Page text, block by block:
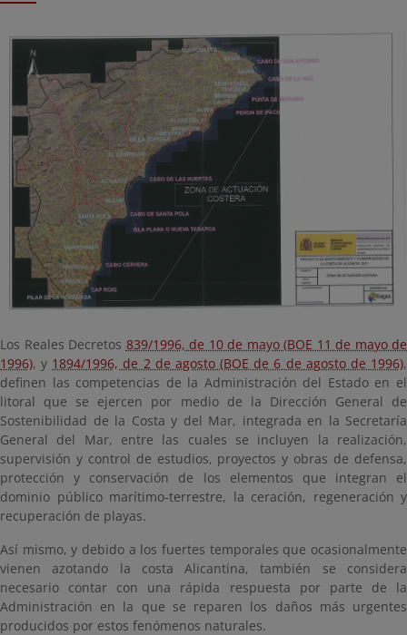
Los Reales Decretos 839/1996, de 10 de mayo (BOE 11 de mayo de
1996), y 1894/1996, de 2 de agosto (BOE de 6 de agosto de 1996),
definen las competencias de la Administración del Estado en el
litoral que se ejercen por medio de la Dirección General de
Sostenibilidad de la Costa y del Mar, integrada en la Secretaría
General del Mar, entre las cuales se incluyen la realización,
supervisión y control de estudios, proyectos y obras de defensa,
protección y conservación de los elementos que integran el
dominio público marítimo-terrestre, la ceración, regeneración y
recuperación de playas.
Así mismo, y debido a los fuertes temporales que ocasionalmente
vienen azotando la costa Alicantina, también se considera
necesario contar con una rápida respuesta por parte de la
Administración en la que se reparen los daños más urgentes
producidos por estos fenómenos naturales.